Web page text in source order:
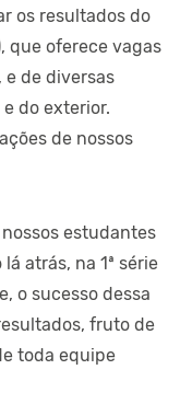
os resultados do
que oferece vagas
e de diversas
do exterior.
de nossos
estudantes
atrás, na 1ª série
o sucesso dessa
fruto de
toda equipe